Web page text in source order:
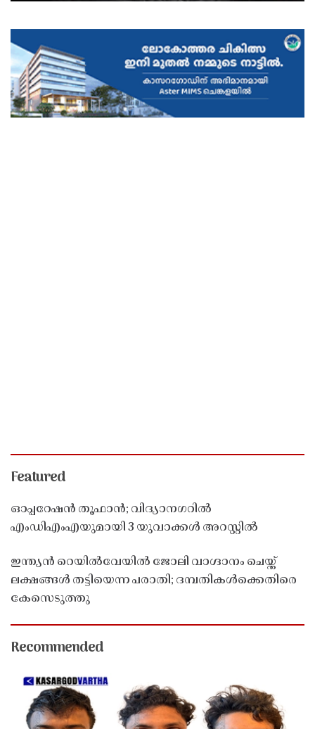
Featured
ഓപ്പറേഷൻ തൂഫാൻ; വിദ്യാനഗറിൽ
എംഡിഎംഎയുമായി 3 യുവാക്കൾ അറസ്റ്റിൽ
ഇന്ത്യൻ റെയിൽവേയിൽ ജോലി വാഗ്ദാനം ചെയ്ത്
ലക്ഷങ്ങൾ തട്ടിയെന്ന പരാതി; ദമ്പതികൾക്കെതിരെ
കേസെടുത്തു
Recommended